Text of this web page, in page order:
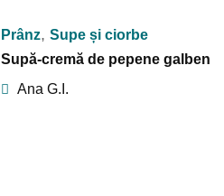
Prânz, Supe și ciorbe
Supă-cremă de pepene galben
Ana G.I.